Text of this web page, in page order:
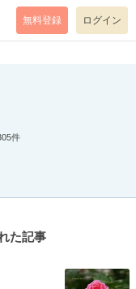
level=notice
無料登録 ログイン
件
た記事